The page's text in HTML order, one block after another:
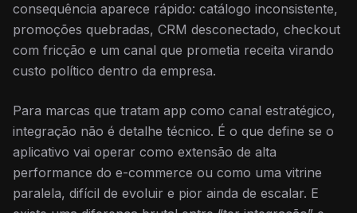
consequência aparece rápido: catálogo inconsistente,
promoções quebradas, CRM desconectado, checkout
com fricção e um canal que prometia receita virando
custo político dentro da empresa.
Para marcas que tratam app como canal estratégico,
integração não é detalhe técnico. É o que define se o
aplicativo vai operar como extensão de alta
performance do e-commerce ou como uma vitrine
paralela, difícil de evoluir e pior ainda de escalar. E